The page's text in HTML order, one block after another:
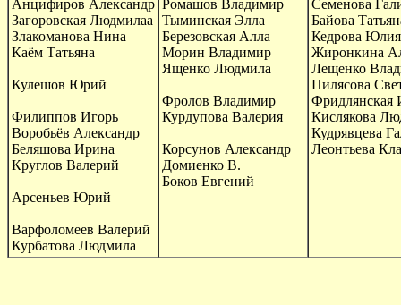
Анцифиров Александр
Загоровская Людмилаа
Злакоманова Нина
Каём Татьяна
Кулешов Юрий
Филиппов Игорь
Воробьёв Александр
Беляшова Ирина
Круглов Валерий
Арсеньев Юрий
Варфоломеев Валерий
Курбатова Людмила
Ромашов Владимир
Тыминская Элла
Березовская Алла
Морин Владимир
Ященко Людмила
Фролов Владимир
Курдупова Валерия
Корсунов Александр
Домиенко В.
Боков Евгений
Семенова
Байова
Кедрова Юлия
Жиронкина
Лещенко
Пилясова
Фридлянская
Кислякова
Кудрявцева
Леонтьева